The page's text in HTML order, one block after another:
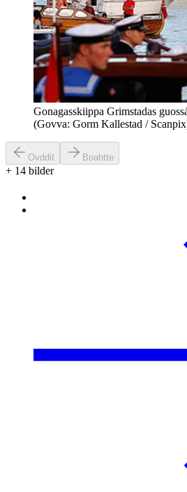
Gonagasskiippa Grimstadas
(Govva: Gorm Kallestad /
Ovddit Boahtte
+ 14 bilder